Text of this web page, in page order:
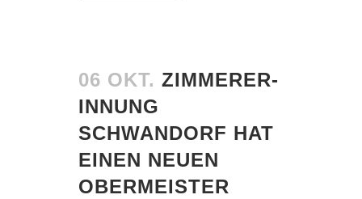
06 OKT. ZIMMERER-
INNUNG
SCHWANDORF HAT
EINEN NEUEN
OBERMEISTER